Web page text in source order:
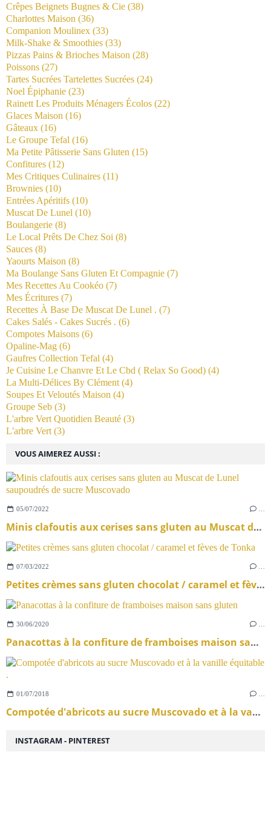
VOUS AIMEREZ AUSSI :
05/07/2022
Minis clafoutis aux cerises sans gluten au Muscat de Lunel saupoudrés de sucre Muscovado
07/03/2022
Petites crèmes sans gluten chocolat / caramel et fèves de Tonka
30/06/2020
Panacottas à la confiture de framboises maison sans gluten
01/07/2018
Compotée d'abricots au sucre Muscovado et à la vanille équitable .
Crêpes Beignets Bugnes & Cie (38)
Charlottes Maison (36)
Companion Moulinex (33)
Milk-Shake & Smoothies (33)
Pizzas Pains & Brioches Maison (28)
Poissons (27)
Tartes Sucrées Tartelettes Sucrées (24)
Noel Épiphanie (23)
Rainett Les Produits Ménagers Écolos (22)
Glaces Maison (16)
Gâteaux (16)
Le Groupe Tefal (16)
Ma Petite Pâtisserie Sans Gluten (15)
Confitures (12)
Mes Critiques Culinaires (11)
Brownies (10)
Entrées Apéritifs (10)
Muscat De Lunel (10)
Boulangerie (8)
Le Local Prêts De Chez Soi (8)
Sauces (8)
Yaourts Maison (8)
Ma Boulange Sans Gluten Et Compagnie (7)
Mes Recettes Au Cookéo (7)
Mes Écritures (7)
Recettes À Base De Muscat De Lunel . (7)
Cakes Salés - Cakes Sucrés . (6)
Compotes Maisons (6)
Opaline-Mag (6)
Gaufres Collection Tefal (4)
Je Cuisine Le Chanvre Et Le Cbd ( Relax So Good) (4)
La Multi-Délices By Clément (4)
Soupes Et Veloutés Maison (4)
Groupe Seb (3)
L'arbre Vert Quotidien Beauté (3)
L'arbre Vert (3)
INSTAGRAM - PINTEREST